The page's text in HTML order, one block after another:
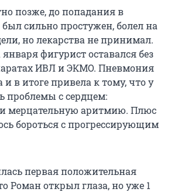
позже, до попадания в
сильно простужен, болел на
но лекарства не принимал.
фигурист оставался без
ИВЛ и ЭКМО. Пневмония
и в итоге привела к тому, что у
проблемы с сердцем:
мерцательную аритмию. Плюс
бороться с прогрессирующим
первая положительная
Роман открыл глаза, но уже 1